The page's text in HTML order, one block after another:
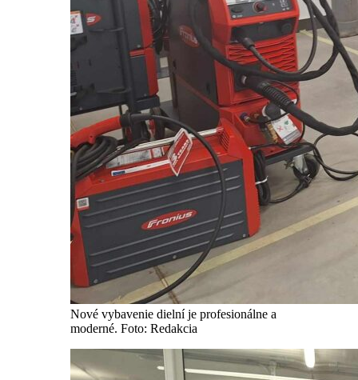
Nové vybavenie dielní je profesionálne a
moderné. Foto: Redakcia